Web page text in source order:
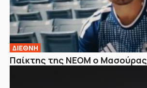
ΔΙΕΘΝΗ
Παίκτης της ΝΕΟΜ ο Μασούρας